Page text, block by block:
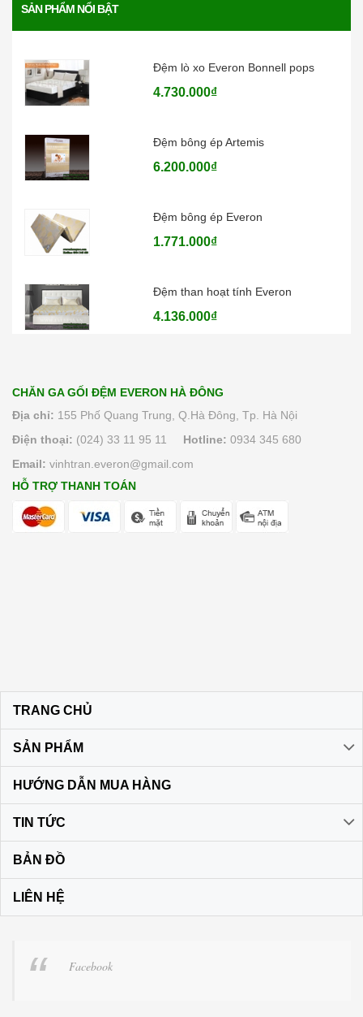
SẢN PHẨM NỔI BẬT
Đệm lò xo Everon Bonnell pops
4.730.000₫
Đệm bông ép Artemis
6.200.000₫
Đệm bông ép Everon
1.771.000₫
Đệm than hoạt tính Everon
4.136.000₫
6.370.000₫
CHĂN GA GỐI ĐỆM EVERON HÀ ĐÔNG
Địa chỉ: 155 Phố Quang Trung, Q.Hà Đông, Tp. Hà Nội
Điện thoại: (024) 33 11 95 11 Hotline: 0934 345 680
Email: vinhtran.everon@gmail.com
HỖ TRỢ THANH TOÁN
TRANG CHỦ
SẢN PHẨM
HƯỚNG DẪN MUA HÀNG
TIN TỨC
BẢN ĐỒ
LIÊN HỆ
Facebook